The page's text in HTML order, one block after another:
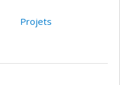
Projets